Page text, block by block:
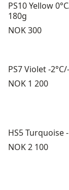
PS10 Yellow
180g
Pris:
NOK 300
PS7 Violet -
Pris:
NOK 1 200
HS5 Turquoise
Pris:
NOK 2 100